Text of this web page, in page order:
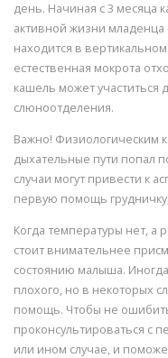
день. Начиная с 3 месяца
активной жизни
находится в
естественная мокрота
кашель может участиться
слюноотделения.
Важно! Физиологическим
дыхательные пути попал
случаи могут привести к
первую помощь
Когда температуры нет, а
стоит внимательнее
состоянию малыша.
плохого, но в некоторых
помощь. Чтобы не
проконсультироваться с
или ином случае, и